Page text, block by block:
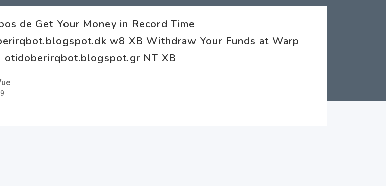
de Get Your Money in Record Time
w8 XB Withdraw Your Funds at Warp
otidoberirqbot.blogspot.gr NT XB